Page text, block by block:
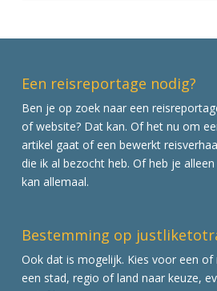
Een reisreportage nodig?
Ben je op zoek naar een
of website? Dat kan. Of het nu om
artikel gaat of een bewerkt
die ik al bezocht heb. Of heb je
kan allemaal.
Bestemming op
Ook dat is mogelijk. Kies voor een
een stad, regio of land naar keuze,